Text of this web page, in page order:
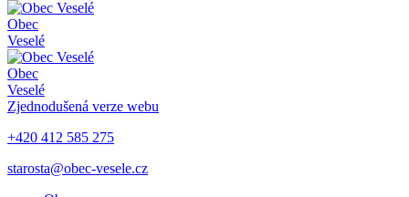
Obec
Veselé
Obec
Veselé
Zjednodušená verze webu
+420 412 585 275
starosta@obec-vesele.cz